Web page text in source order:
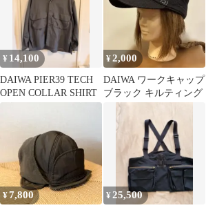
¥ 14,100
DAIWA PIER39 TECH
OPEN COLLAR SHIRT
¥2,000
DAIWA ワークキャップ
ブラック キルティング
¥7,800 ¥ 25,500